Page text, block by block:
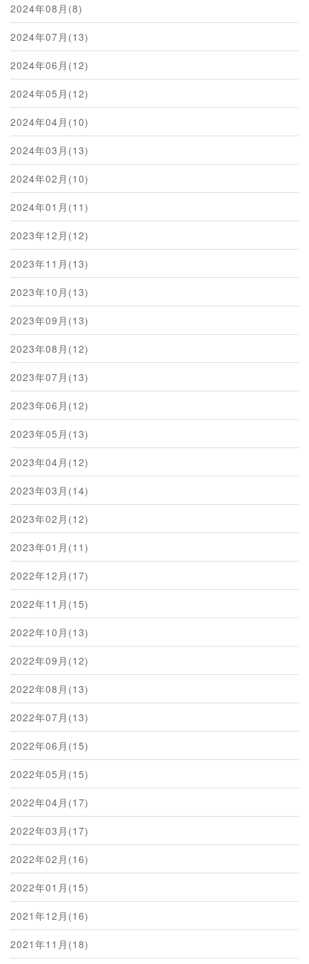
2024年08月(8)
2024年07月(13)
2024年06月(12)
2024年05月(12)
2024年04月(10)
2024年03月(13)
2024年02月(10)
2024年01月(11)
2023年12月(12)
2023年11月(13)
2023年10月(13)
2023年09月(13)
2023年08月(12)
2023年07月(13)
2023年06月(12)
2023年05月(13)
2023年04月(12)
2023年03月(14)
2023年02月(12)
2023年01月(11)
2022年12月(17)
2022年11月(15)
2022年10月(13)
2022年09月(12)
2022年08月(13)
2022年07月(13)
2022年06月(15)
2022年05月(15)
2022年04月(17)
2022年03月(17)
2022年02月(16)
2022年01月(15)
2021年12月(16)
2021年11月(18)